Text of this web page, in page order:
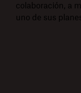
colaboración, a
uno de sus